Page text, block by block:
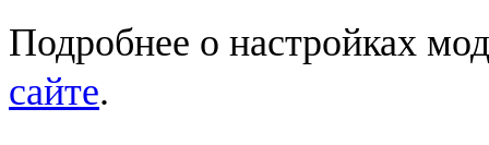
Подробнее о настройках
сайте.